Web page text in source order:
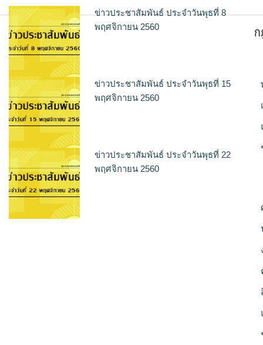
ข่าวประชาสัมพันธ์ ประจำวันพุธที่ 8
พฤศจิกายน 2560
ข่าวประชาสัมพันธ์ ประจำวันพุธที่ 15
พฤศจิกายน 2560
ข่าวประชาสัมพันธ์ ประจำวันพุธที่ 22
พฤศจิกายน 2560